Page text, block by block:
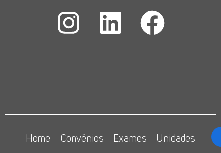
Home Convênios Exames
Unidades